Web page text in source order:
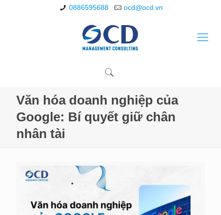
0886595688 ocd@ocd.vn
Văn hóa doanh nghiệp của
Google: Bí quyết giữ chân
nhân tài